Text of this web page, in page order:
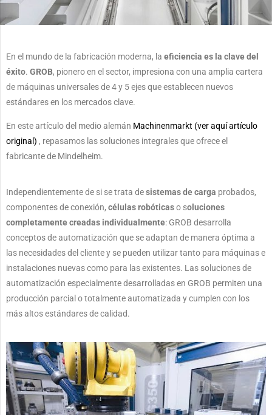
En el mundo de la fabricación moderna, la eficiencia es la clave del
éxito. GROB, pionero en el sector, impresiona con una amplia cartera
de máquinas universales de 4 y 5 ejes que establecen nuevos
estándares en los mercados clave.
En este artículo del medio alemán Machinenmarkt (ver aquí artículo
original) , repasamos las soluciones integrales que ofrece el
fabricante de Mindelheim.
Independientemente de si se trata desistemas de carga probados,
componentes de conexión, células robóticaso soluciones
completamente creadas individualmente: GROB desarrolla
conceptos de automatización que se adaptan de manera óptima a
las necesidades del cliente y se pueden utilizar tanto para máquinas e
instalaciones nuevas como para las existentes. Las soluciones de
automatización especialmente desarrolladas en GROB permiten una
producción parcial o totalmente automatizada y cumplen con los
más altos estándares de calidad.